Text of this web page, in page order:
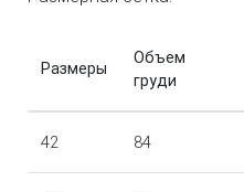
Размеры
Объем
груди
42 84